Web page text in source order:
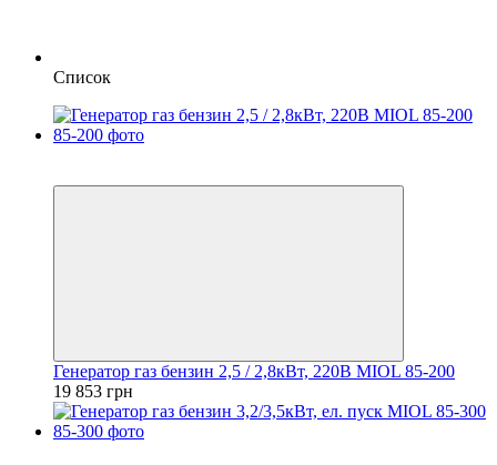
Список
Генератор газ бензин 2,5 / 2,8кВт, 220В MIOL 85-200
19 853 грн